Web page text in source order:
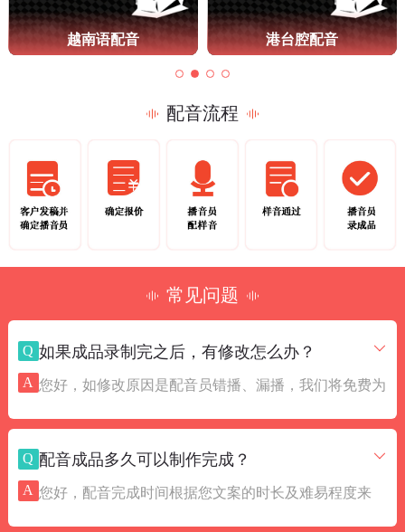
越南语配音 港台腔配音
配音流程
常见问题
Q 如果成品录制完之后，有修改怎么办？
A 您好，如修改原因是配音员错播、漏播，我们将免费为
据修改需求与配音员协商最优惠价位，为您节约制作成
本。
Q 配音成品多久可以制作完成？
A 您好，配音完成时间根据您文案的时长及难易程度来